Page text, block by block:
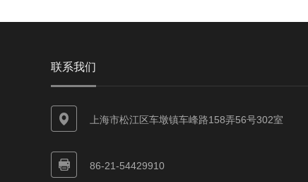
联系我们
上海市松江区车墩镇车峰路158弄56号302室
86-21-54429910